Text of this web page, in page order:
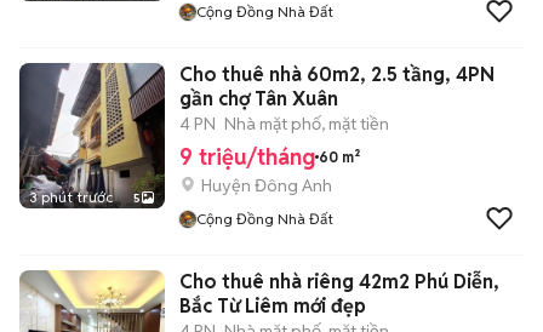
Cộng Đồng Nhà Đất
3 phút trước 5
Cho thuê nhà 60m2, 2.5 tầng, 4PN
gần chợ Tân Xuân
4 PN Nhà mặt phố, mặt tiền
9 triệu/tháng 60 m²
Huyện Đông Anh
Cộng Đồng Nhà Đất
Cho thuê nhà riêng 42m2 Phú Diễn,
Bắc Từ Liêm mới đẹp